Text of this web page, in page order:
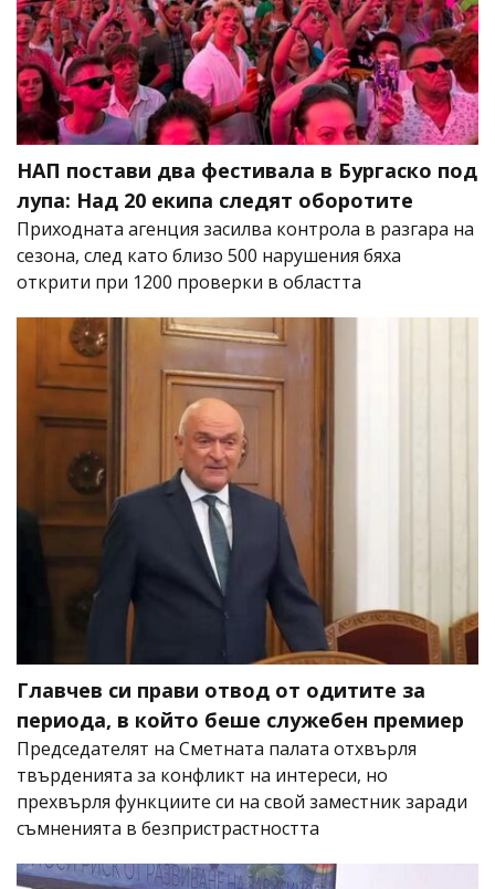
НАП постави два фестивала в Бургаско под
лупа: Над 20 екипа следят оборотите
Приходната агенция засилва контрола в разгара на
сезона, след като близо 500 нарушения бяха
открити при 1200 проверки в областта
Главчев си прави отвод от одитите за
периода, в който беше служебен премиер
Председателят на Сметната палата отхвърля
твърденията за конфликт на интереси, но
прехвърля функциите си на свой заместник заради
съмненията в безпристрастността